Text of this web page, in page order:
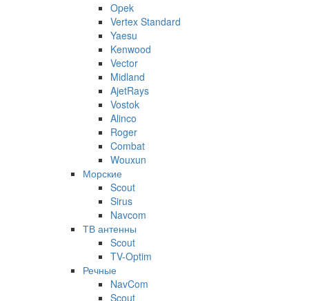
Opek
Vertex Standard
Yaesu
Kenwood
Vector
Midland
AjetRays
Vostok
Alinco
Roger
Combat
Wouxun
Морские
Scout
Sirus
Navcom
ТВ антенны
Scout
TV-Optim
Речные
NavCom
Scout